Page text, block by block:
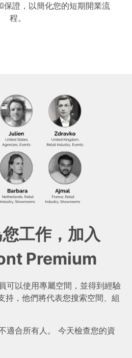
保證，以簡化您的短期開業流
程。
工作，加入
Premium
可以使用專屬空間，並得到經驗
持，他們將代表您搜索空間、組
適合所有人。 今天檢查您的資